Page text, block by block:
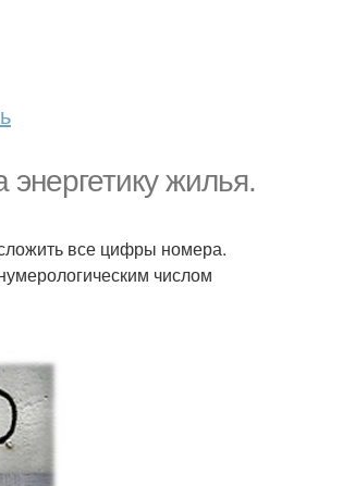
жилья.
все цифры номера.
числом